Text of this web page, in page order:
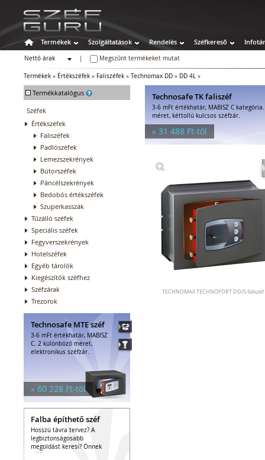
Termékek Szolgáltatások Rendelés Széfkereső Infotár
Nettó árak
Megszűnt termékeket mutat
Termékek » Értékszéfek » Faliszéfek » Technomax DD » DD 4L »
- Termékkatalógus
Széfek
Értékszéfek
Faliszéfek
Padlószéfek
Lemezszekrények
Bútorszéfek
Páncélszekrények
Bedobós értékszéfek
Szuperkasszák
Tűzálló széfek
Speciális széfek
Fegyverszekrények
Hotelszéfek
Egyéb tárolók
Kiegészítők széfhez
Széfzárak
Trezorok
Technosafe MTE széf
3-6 mFt értékhatár, MABISZ
C. 2 különböző méret,
elektronikus széfzár.
» 60 228 Ft-tól
Falba építhető széf
Hosszú távra tervez? A
legbiztonságosabb
megoldást keresi? Önnek
való a...
Technosafe TK faliszéf
3-6 mFt értékhatár, MABISZ C
méret, kéttollú kulcsos széfzár.
» 31 488 Ft-tól
TECHNOMAX TECHNOFORT DD/5 faliszéf